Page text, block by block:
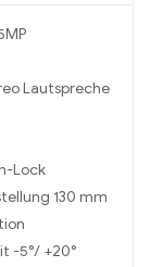
Lautspreche
Lock
130 mm
-5°/ +20°